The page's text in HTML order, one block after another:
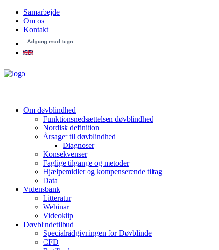
Samarbejde
Om os
Kontakt
Om døvblindhed
Funktionsnedsættelsen døvblindhed
Nordisk definition
Årsager til døvblindhed
Diagnoser
Konsekvenser
Faglige tilgange og metoder
Hjælpemidler og kompenserende tiltag
Data
Vidensbank
Litteratur
Webinar
Videoklip
Døvblindetilbud
Specialrådgivningen for Døvblinde
CFD